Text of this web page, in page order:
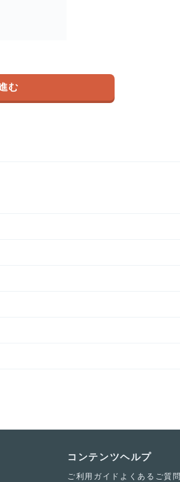
む
コンテンツ
ご利用ガイド
ヘルプ
よくあるご質問